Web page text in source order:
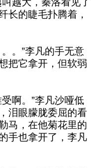
长的睫毛扑腾着，
”李凡的手无意
把它拿开，但软弱
。”李凡沙哑低
泪眼朦胧委屈的看
马，在他菊花里的
手也拿开了，李凡